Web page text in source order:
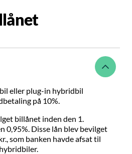
eller plug-in hybridbil
på 10%.
billånet inden den 1.
0,95%. Disse lån blev bevilget
som banken havde afsat til